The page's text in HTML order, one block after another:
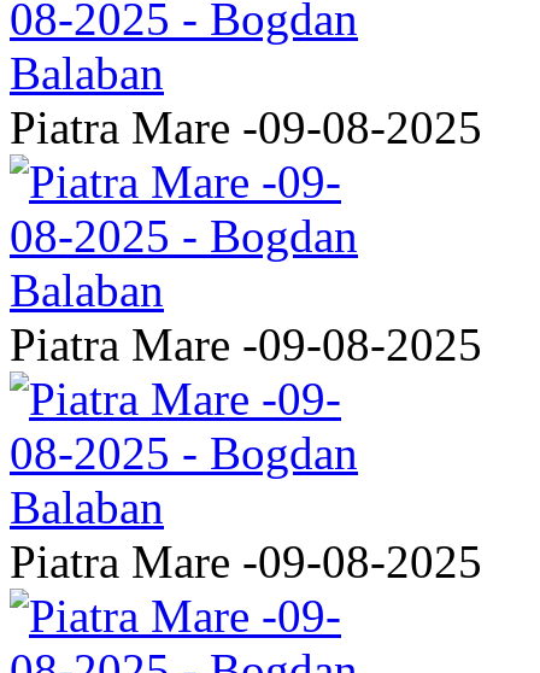
Piatra Mare -09-08-2025
Piatra Mare -09-08-2025
Piatra Mare -09-08-2025